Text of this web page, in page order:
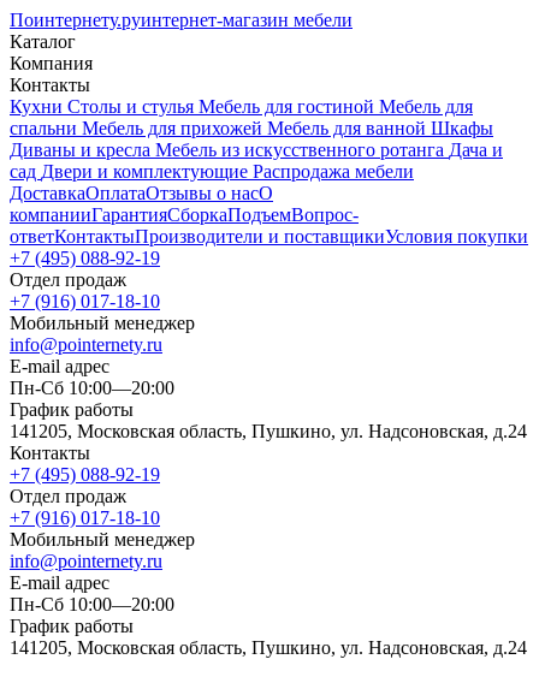
Поинтернету.руинтернет-магазин мебели
Каталог
Компания
Контакты
Кухни Столы и стулья Мебель для гостиной Мебель для
спальни Мебель для прихожей Мебель для ванной Шкафы
Диваны и кресла Мебель из искусственного ротанга Дача и
сад Двери и комплектующие Распродажа мебели
ДоставкаОплатаОтзывы о насО
компанииГарантияСборкаПодъемВопрос-
ответКонтактыПроизводители и поставщикиУсловия покупки
+7 (495) 088-92-19
Отдел продаж
+7 (916) 017-18-10
Мобильный менеджер
info@pointernety.ru
E-mail адрес
Пн-Сб 10:00—20:00
График работы
141205, Московская область, Пушкино, ул. Надсоновская, д.24
Контакты
+7 (495) 088-92-19
Отдел продаж
+7 (916) 017-18-10
Мобильный менеджер
info@pointernety.ru
E-mail адрес
Пн-Сб 10:00—20:00
График работы
141205, Московская область, Пушкино, ул. Надсоновская, д.24